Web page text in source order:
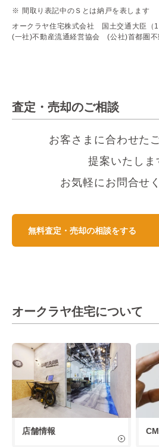
間取り表記中のＳとは納戸を表します
オークラヤ住宅株式会社 国土交通大臣（
(一社)不動産流通経営協会 (公社)首都圏
査定・売却のご相談
お客さまに合わせた
提案いたしま
お気軽にお問合せ
無料査定・売却の相談をする
オークラヤ住宅について
店舗情報